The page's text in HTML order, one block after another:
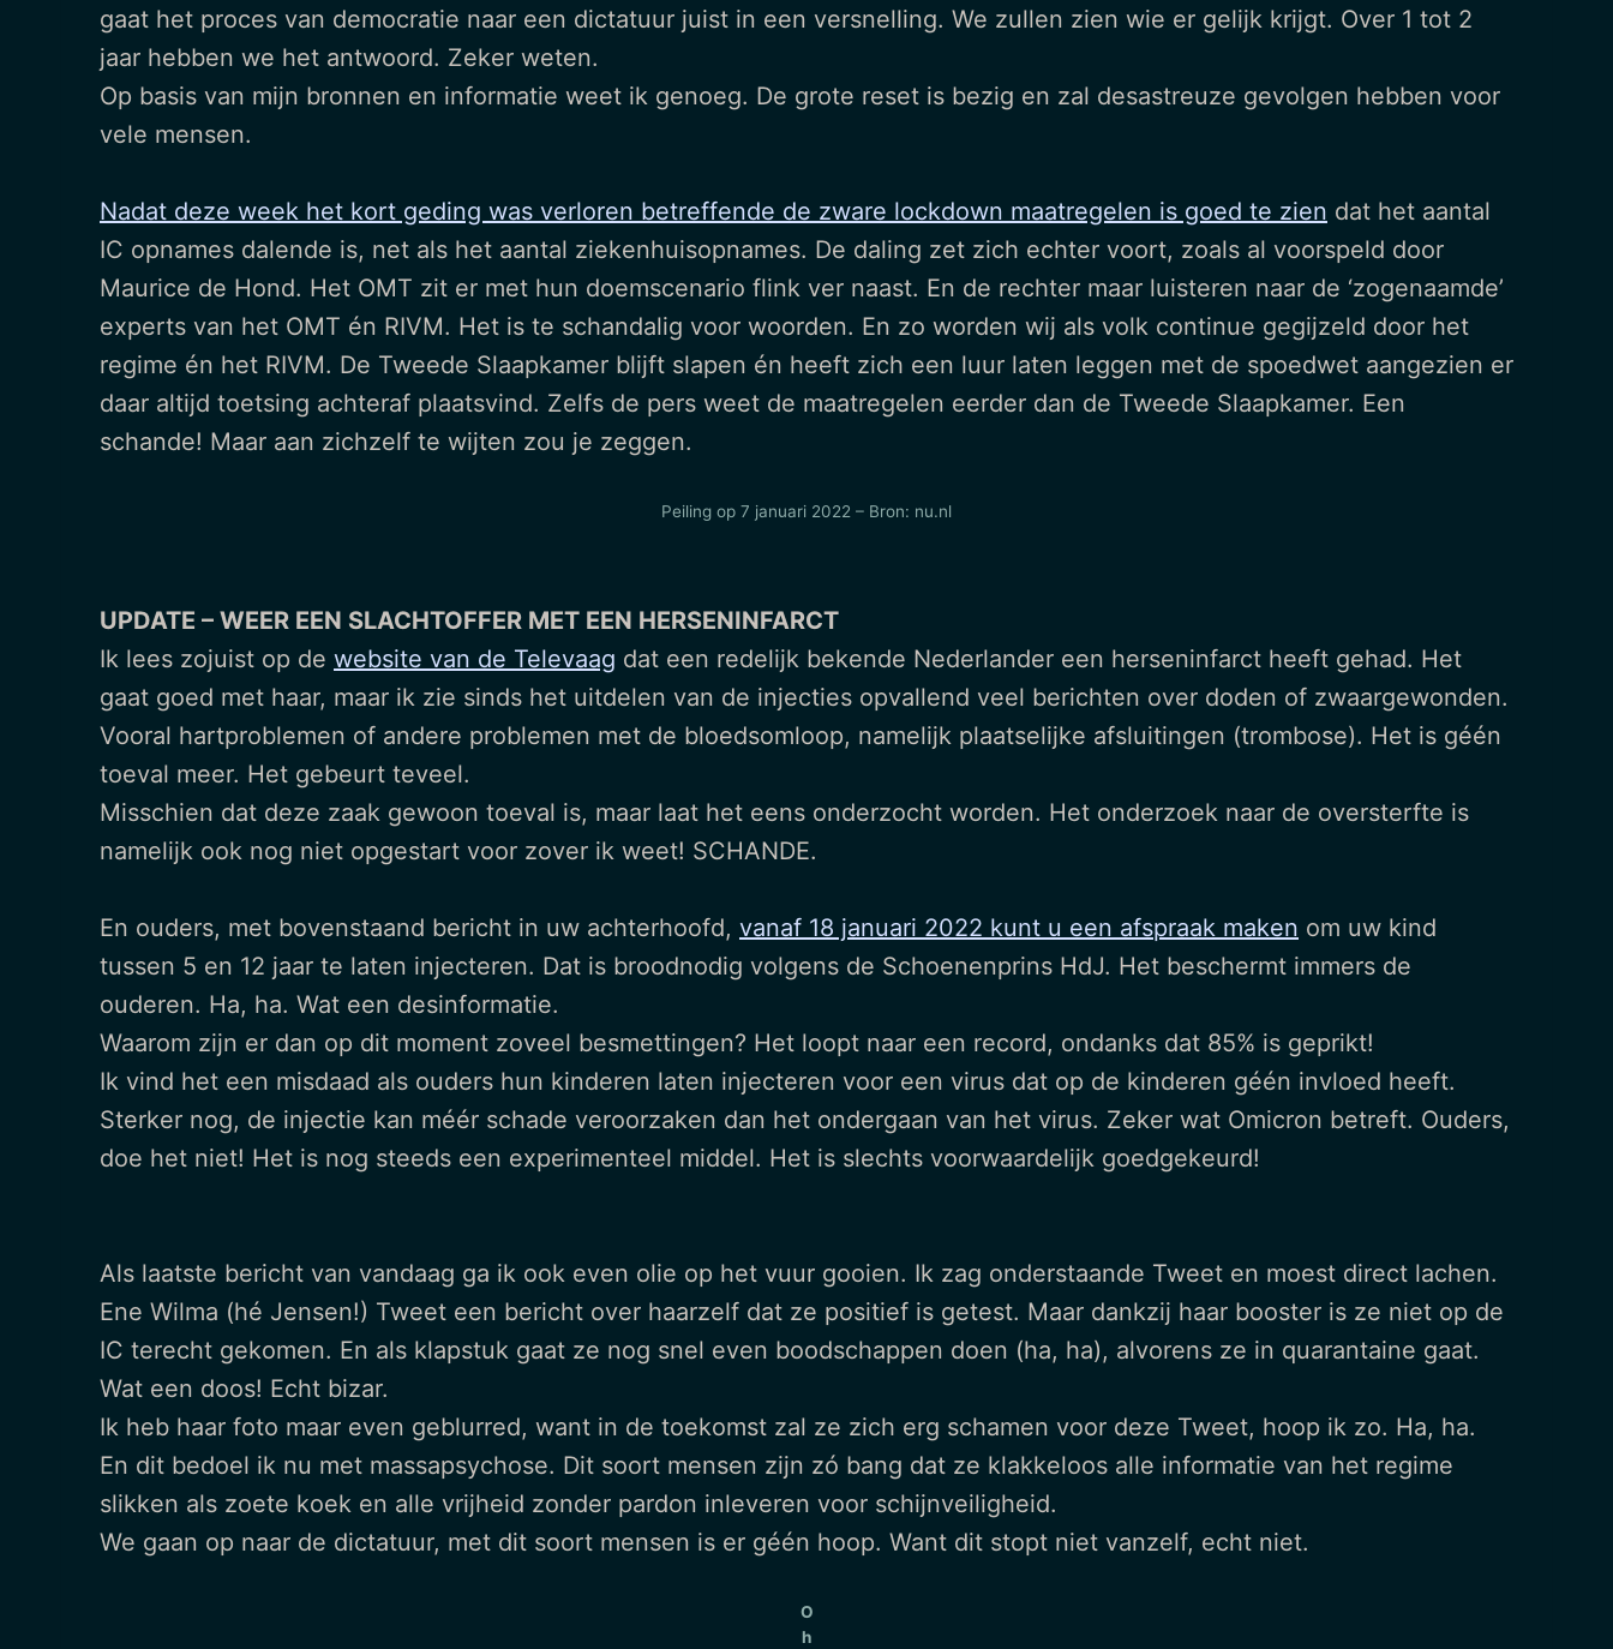
gaat het proces van democratie naar een dictatuur juist in een versnelling. We zullen zien wie er gelijk krijgt. Over 1 tot 2
jaar hebben we het antwoord. Zeker weten.
Op basis van mijn bronnen en informatie weet ik genoeg. De grote reset is bezig en zal desastreuze gevolgen hebben voor
vele mensen.
Nadat deze week het kort geding was verloren betreffende de zware lockdown maatregelen is goed te zien dat het aantal
IC opnames dalende is, net als het aantal ziekenhuisopnames. De daling zet zich echter voort, zoals al voorspeld door
Maurice de Hond. Het OMT zit er met hun doemscenario flink ver naast. En de rechter maar luisteren naar de ‘zogenaamde’
experts van het OMT én RIVM. Het is te schandalig voor woorden. En zo worden wij als volk continue gegijzeld door het
regime én het RIVM. De Tweede Slaapkamer blijft slapen én heeft zich een luur laten leggen met de spoedwet aangezien er
daar altijd toetsing achteraf plaatsvind. Zelfs de pers weet de maatregelen eerder dan de Tweede Slaapkamer. Een
schande! Maar aan zichzelf te wijten zou je zeggen.
Peiling op 7 januari 2022 – Bron: nu.nl
UPDATE – WEER EEN SLACHTOFFER MET EEN HERSENINFARCT
Ik lees zojuist op de website van de Televaag dat een redelijk bekende Nederlander een herseninfarct heeft gehad. Het
gaat goed met haar, maar ik zie sinds het uitdelen van de injecties opvallend veel berichten over doden of zwaargewonden.
Vooral hartproblemen of andere problemen met de bloedsomloop, namelijk plaatselijke afsluitingen (trombose). Het is géén
toeval meer. Het gebeurt teveel.
Misschien dat deze zaak gewoon toeval is, maar laat het eens onderzocht worden. Het onderzoek naar de oversterfte is
namelijk ook nog niet opgestart voor zover ik weet! SCHANDE.
En ouders, met bovenstaand bericht in uw achterhoofd, vanaf 18 januari 2022 kunt u een afspraak maken om uw kind
tussen 5 en 12 jaar te laten injecteren. Dat is broodnodig volgens de Schoenenprins HdJ. Het beschermt immers de
ouderen. Ha, ha. Wat een desinformatie.
Waarom zijn er dan op dit moment zoveel besmettingen? Het loopt naar een record, ondanks dat 85% is geprikt!
Ik vind het een misdaad als ouders hun kinderen laten injecteren voor een virus dat op de kinderen géén invloed heeft.
Sterker nog, de injectie kan méér schade veroorzaken dan het ondergaan van het virus. Zeker wat Omicron betreft. Ouders,
doe het niet! Het is nog steeds een experimenteel middel. Het is slechts voorwaardelijk goedgekeurd!
Als laatste bericht van vandaag ga ik ook even olie op het vuur gooien. Ik zag onderstaande Tweet en moest direct lachen.
Ene Wilma (hé Jensen!) Tweet een bericht over haarzelf dat ze positief is getest. Maar dankzij haar booster is ze niet op de
IC terecht gekomen. En als klapstuk gaat ze nog snel even boodschappen doen (ha, ha), alvorens ze in quarantaine gaat.
Wat een doos! Echt bizar.
Ik heb haar foto maar even geblurred, want in de toekomst zal ze zich erg schamen voor deze Tweet, hoop ik zo. Ha, ha.
En dit bedoel ik nu met massapsychose. Dit soort mensen zijn zó bang dat ze klakkeloos alle informatie van het regime
slikken als zoete koek en alle vrijheid zonder pardon inleveren voor schijnveiligheid.
We gaan op naar de dictatuur, met dit soort mensen is er géén hoop. Want dit stopt niet vanzelf, echt niet.
O
h